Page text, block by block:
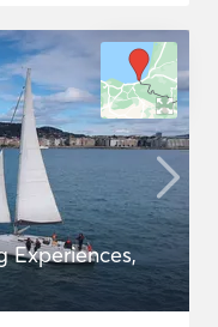
Experiences,